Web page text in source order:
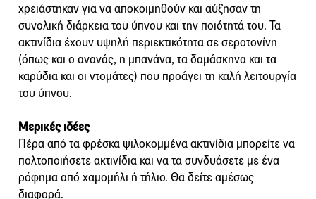
χρειάστηκαν για να αποκοιμηθούν και αύξησαν τη
συνολική διάρκεια του ύπνου και την ποιότητά του. Τα
ακτινίδια έχουν υψηλή περιεκτικότητα σε σεροτονίνη
(όπως και ο ανανάς, η μπανάνα, τα δαμάσκηνα και τα
καρύδια και οι ντομάτες) που προάγει τη καλή λειτουργία
του ύπνου.
Μερικές ιδέες
Πέρα από τα φρέσκα ψιλοκομμένα ακτινίδια μπορείτε να
πολτοποιήσετε ακτινίδια και να τα συνδυάσετε με ένα
ρόφημα από χαμομήλι ή τήλιο. Θα δείτε αμέσως
διαφορά.